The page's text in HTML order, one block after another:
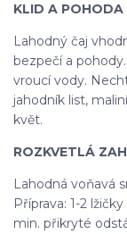
KLID A POHODA
Lahodný čaj
bezpečí a
vroucí vody.
jahodník list,
květ.
ROZKVETLÁ
Lahodná voňavá
Příprava: 1-2
min. přikryté